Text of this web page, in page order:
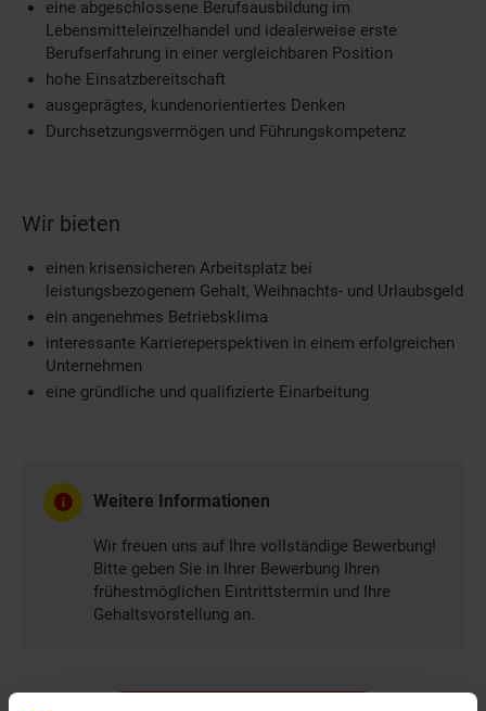
eine abgeschlossene Berufsausbildung im
Lebensmitteleinzelhandel und idealerweise erste
Berufserfahrung in einer vergleichbaren Position
hohe Einsatzbereitschaft
ausgeprägtes, kundenorientiertes Denken
Durchsetzungsvermögen und Führungskompetenz
Wir bieten
einen krisensicheren Arbeitsplatz bei
leistungsbezogenem Gehalt, Weihnachts- und Urlaubsgeld
ein angenehmes Betriebsklima
interessante Karriereperspektiven in einem erfolgreichen
Unternehmen
eine gründliche und qualifizierte Einarbeitung
Weitere Informationen
Wir freuen uns auf Ihre vollständige Bewerbung!
Bitte geben Sie in Ihrer Bewerbung Ihren
frühestmöglichen Eintrittstermin und Ihre
Gehaltsvorstellung an.